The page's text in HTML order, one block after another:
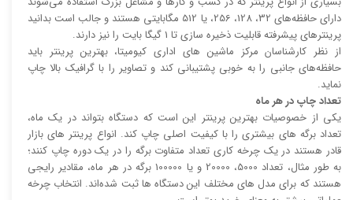
دارای حافظه‌های 32، 128، 256، یا 512 مگابایتی هستند و جالب است بدانید
پرینتر‌های پیشرفته قابلیت ذخیره سازی تا 1 گیگا بایت را نیز دارند.
از نظر کارشناسان مرکز ماشین های اداری کیومیتا، بهترین پرینتر باید
حافظه‌های جانبی را به خوبی پشتیبانی کند و تصاویر را با گرافیک بالا چاپ
نماید.
تعداد چاپ در هر ماه
یکی از خصوصیات بهترین پرینتر این است که دستگاه بتواند در یک ماه،
تعداد برگه های بیشتری را با کیفیت اصلی چاپ کند. انواع پرینتر های بازار
قادر هستند در یک چرخه کاری تعداد متفاوت برگه را در یک دوره چاپ کنند؛
به طور مثال، تعداد 5000، 20000 و یا 100000 برگه در هر ماه، مقادیر رایجی
هستند که برای مدل های مختلف این دستگاه ها ثبت شده‌اند. انتخاب چرخه